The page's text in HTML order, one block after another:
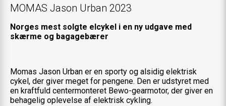
MOMAS Jason Urban 2023
Norges mest solgte elcykel i en ny udgave med
skærme og bagagebærer
Momas Jason Urban er en sporty og alsidig elektrisk
cykel, der giver meget for pengene. Den er udstyret med
en kraftfuld centermonteret Bewo-gearmotor, der giver en
behagelig oplevelse af elektrisk cykling.